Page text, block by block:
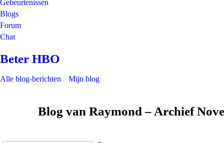
Gebeurtenissen
Blogs
Forum
Chat
Beter HBO
Alle blog-berichten Mijn blog
Blog van Raymond – Archief